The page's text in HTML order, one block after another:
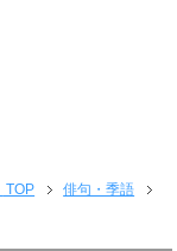
TOP
俳句・季語